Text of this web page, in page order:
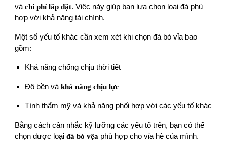
vàchi phí lắp đặt. Việc này giúp bạn lựa chọn loại đá phù
hợp với khả năng tài chính.
Một số yếu tố khác cần xem xét khi chọn đá bó vỉa bao
gồm:
Khả năng chống chịu thời tiết
Độ bền vàkhả năng chịu lực
Tính thẩm mỹ và khả năng phối hợp với các yếu tố khác
Bằng cách cân nhắc kỹ lưỡng các yếu tố trên, bạn có thể
chọn được loạiđá bó vệa phù hợp cho vỉa hè của mình.